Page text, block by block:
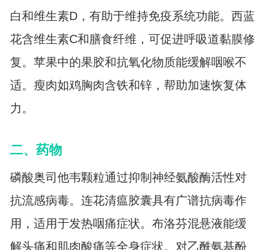
白和维生素D，有助于维持免疫系统功能。西蓝
花含维生素C和膳食纤维，可促进呼吸道黏膜修
复。苹果中的果胶和抗氧化物质能缓解咽喉不
适。瘦肉如鸡胸肉含铁和锌，帮助加速恢复体
力。
二、药物
磷酸奥司他韦颗粒通过抑制神经氨酸酶活性对
抗流感病毒。连花清瘟胶囊具有广谱抗病毒作
用，适用于发热咽痛症状。布洛芬混悬液能缓
解头痛和肌肉酸痛等全身症状。对乙酰氨基酚